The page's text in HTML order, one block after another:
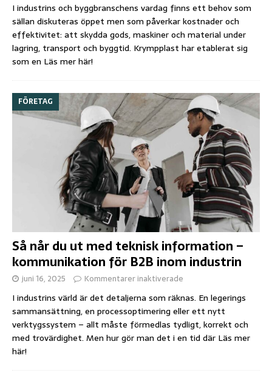
I industrins och byggbranschens vardag finns ett behov som
sällan diskuteras öppet men som påverkar kostnader och
effektivitet: att skydda gods, maskiner och material under
lagring, transport och byggtid. Krympplast har etablerat sig
som en Läs mer här!
Så når du ut med teknisk information –
kommunikation för B2B inom industrin
FÖRETAG
juni 16, 2025 Kommentarer inaktiverade
I industrins värld är det detaljerna som räknas. En legerings
sammansättning, en processoptimering eller ett nytt
verktygssystem – allt måste förmedlas tydligt, korrekt och
med trovärdighet. Men hur gör man det i en tid där Läs mer
här!